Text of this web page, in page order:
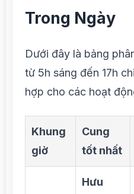
Trong Ngày
Dưới đây là bảng
từ 5h sáng đến 17h
hợp cho các hoạt
Khung
giờ
Cung
tốt nhất
Hưu